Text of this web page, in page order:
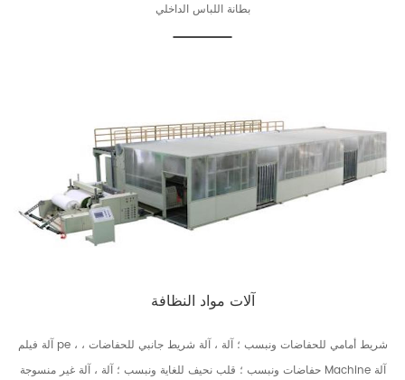
بطانة اللباس الداخلي
آلات مواد النظافة
آلة فيلم pe ، شريط أمامي للحفاضات ونبسب ؛ آلة ، آلة شريط جانبي للحفاضات ،
حفاضات ونبسب ؛ قلب نحيف للغاية ونبسب ؛ آلة ، آلة غير منسوجة Machine آلة